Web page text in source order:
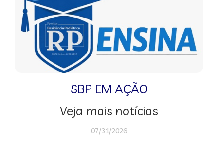
SBP EM AÇÃO
Veja mais notícias
07/31/2026